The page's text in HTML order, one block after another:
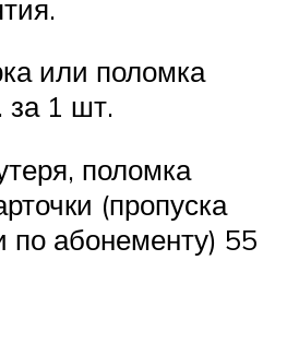
или поломка
за 1 шт.
поломка
(пропуска
по абонементу) 55